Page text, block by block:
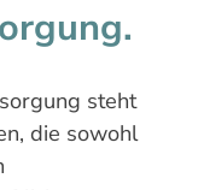
steht
die sowohl